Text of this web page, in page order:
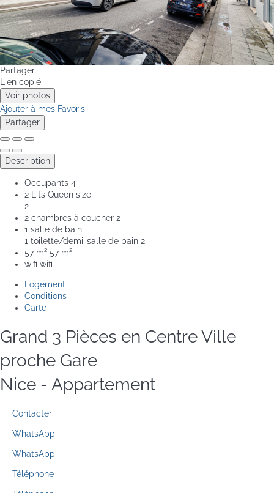
Partager
Lien copié
Voir photos
Ajouter à mes Favoris
Partager
Description
Occupants 4
2 Lits Queen size
2
2 chambres à coucher 2
1 salle de bain
1 toilette/demi-salle de bain 2
57 m² 57 m²
wifi wifi
Logement
Conditions
Carte
Grand 3 Pièces en Centre Ville
proche Gare
Nice - Appartement
Contacter
WhatsApp
WhatsApp
Téléphone